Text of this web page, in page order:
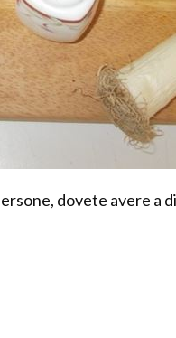
dovete avere a